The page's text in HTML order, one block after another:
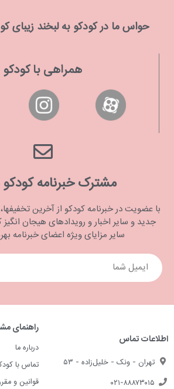
حواس ما در كودكو به لبخند
همراهی با کودکو
مشترک خبرنامه
با عضویت در خبرنامه کودکو از آخرین
جدید و سایر اخبار و رویدادهای هیجان انگیز
سایر مزایای ویژه اعضای خبرنامه
اطلاعات تماس
تهران - ونک - خلیل‌زاده - ۵۳
۰۲۱-۸۸۸۷۳۰۱۵
راهنمای
درباره ما
تماس با
قوانین و